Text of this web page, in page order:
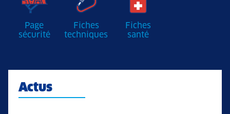
Page
sécurité
Fiches
techniques
Fiches
santé
Actus